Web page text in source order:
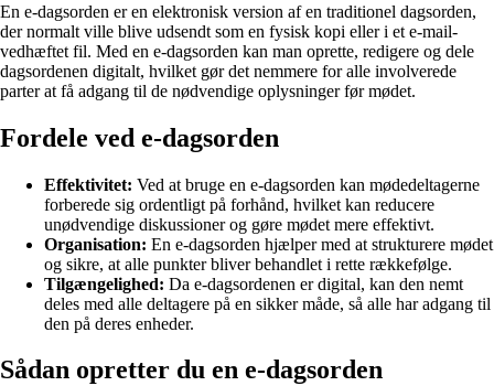
En e-dagsorden er en elektronisk version af en traditionel dagsorden,
der normalt ville blive udsendt som en fysisk kopi eller i et e-mail-
vedhæftet fil. Med en e-dagsorden kan man oprette, redigere og dele
dagsordenen digitalt, hvilket gør det nemmere for alle involverede
parter at få adgang til de nødvendige oplysninger før mødet.
Fordele ved e-dagsorden
Effektivitet: Ved at bruge en e-dagsorden kan mødedeltagerne
forberede sig ordentligt på forhånd, hvilket kan reducere
unødvendige diskussioner og gøre mødet mere effektivt.
Organisation: En e-dagsorden hjælper med at strukturere mødet
og sikre, at alle punkter bliver behandlet i rette rækkefølge.
Tilgængelighed: Da e-dagsordenen er digital, kan den nemt
deles med alle deltagere på en sikker måde, så alle har adgang til
den på deres enheder.
Sådan opretter du en e-dagsorden